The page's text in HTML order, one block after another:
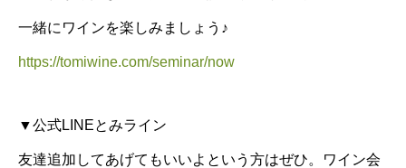
一緒にワインを楽しみましょう♪
https://tomiwine.com/seminar/now
▼公式LINEとみライン
友達追加してあげてもいいよという方はぜひ。ワイン会